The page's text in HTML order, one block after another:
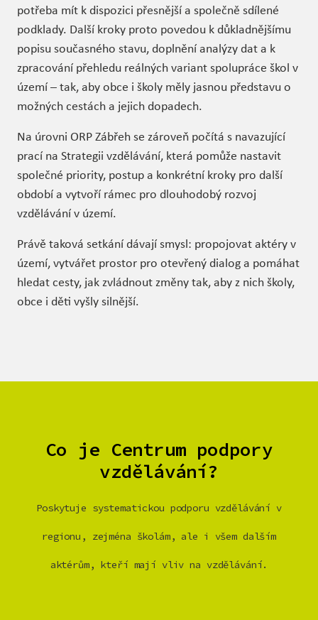
potřeba mít k dispozici přesnější a společně sdílené
podklady. Další kroky proto povedou k důkladnějšímu
popisu současného stavu, doplnění analýzy dat a k
zpracování přehledu reálných variant spolupráce škol v
území – tak, aby obce i školy měly jasnou představu o
možných cestách a jejich dopadech.
Na úrovni ORP Zábřeh se zároveň počítá s navazující
prací na Strategii vzdělávání, která pomůže nastavit
společné priority, postup a konkrétní kroky pro další
období a vytvoří rámec pro dlouhodobý rozvoj
vzdělávání v území.
Právě taková setkání dávají smysl: propojovat aktéry v
území, vytvářet prostor pro otevřený dialog a pomáhat
hledat cesty, jak zvládnout změny tak, aby z nich školy,
obce i děti vyšly silnější.
Co je Centrum podpory
vzdělávání?
Poskytuje systematickou podporu vzdělávání v
regionu, zejména školám, ale i všem dalším
aktérům, kteří mají vliv na vzdělávání.